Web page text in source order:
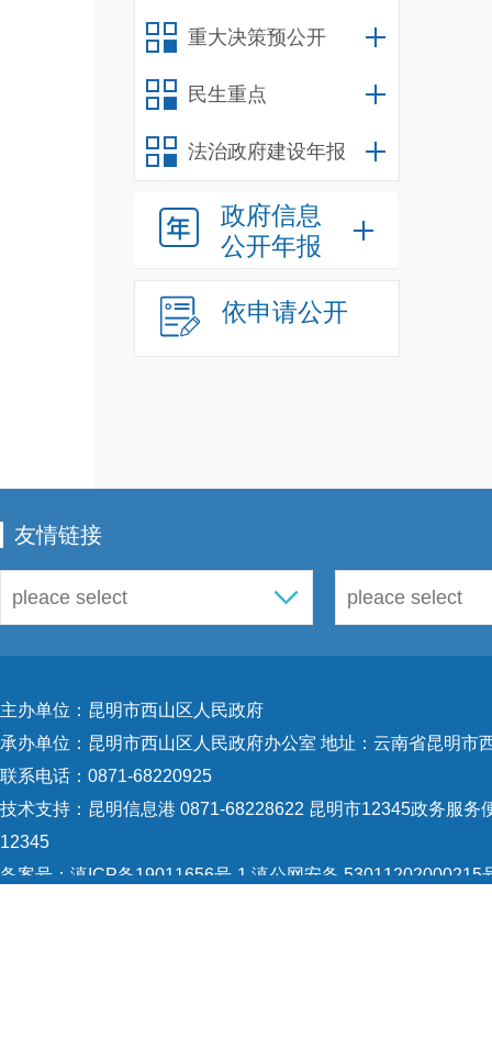
重大决策预公开
民生重点
法治政府建设年报
政府信息
公开年报
依申请公开
友情链接
主办单位：昆明市西山区人民政府
承办单位：昆明市西山区人民政府办公室 地址：云南省昆明市
联系电话：0871-68220925
技术支持： 昆明信息港 0871-68228622 昆明市12345政务服务
12345
备案号： 滇ICP备19011656号-1 滇公网安备 53011202000215